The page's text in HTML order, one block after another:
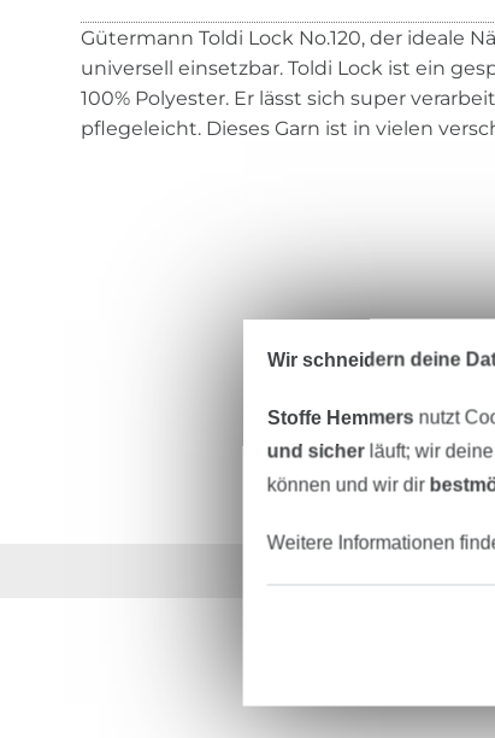
Gütermann Toldi Lock No.120, der ideale
universell einsetzbar. Toldi Lock ist ein
100% Polyester. Er lässt sich super
pflegeleicht. Dieses Garn ist in vielen
Wir schneidern deine
Stoffe Hemmers nutzt
und sicherläuft; wir
können und wir dir
Weitere Informationen